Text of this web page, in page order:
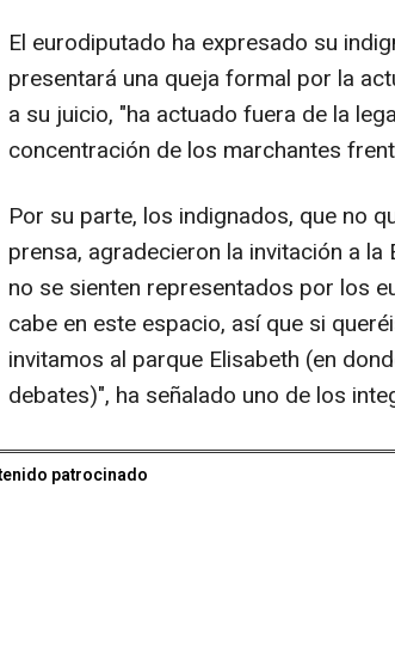
El eurodiputado ha expresado su
presentará una queja formal por la
a su juicio, "ha actuado fuera de la
concentración de los marchantes
Por su parte, los indignados, que no
prensa, agradecieron la invitación a
no se sienten representados por los
cabe en este espacio, así que si
invitamos al parque Elisabeth (en
debates)", ha señalado uno de los
patrocinado